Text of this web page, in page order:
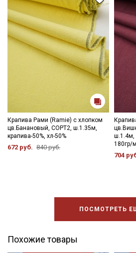
Крапива Рами (Ramie) с хлопком
цв.Банановый, СОРТ2, ш.1.35м,
крапива-50%, хл-50%
672 руб. 840 руб.
ш.1.4м,
180гр/
704
ПОСМОТРЕТЬ
Похожие товары
данных
ДаюСогласие на получение
информационных рассылок